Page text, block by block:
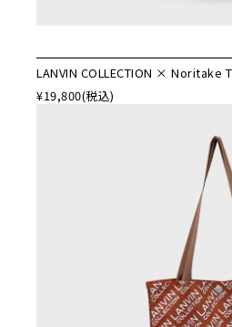
LANVIN COLLECTION × Noritake
¥19,800(税込)